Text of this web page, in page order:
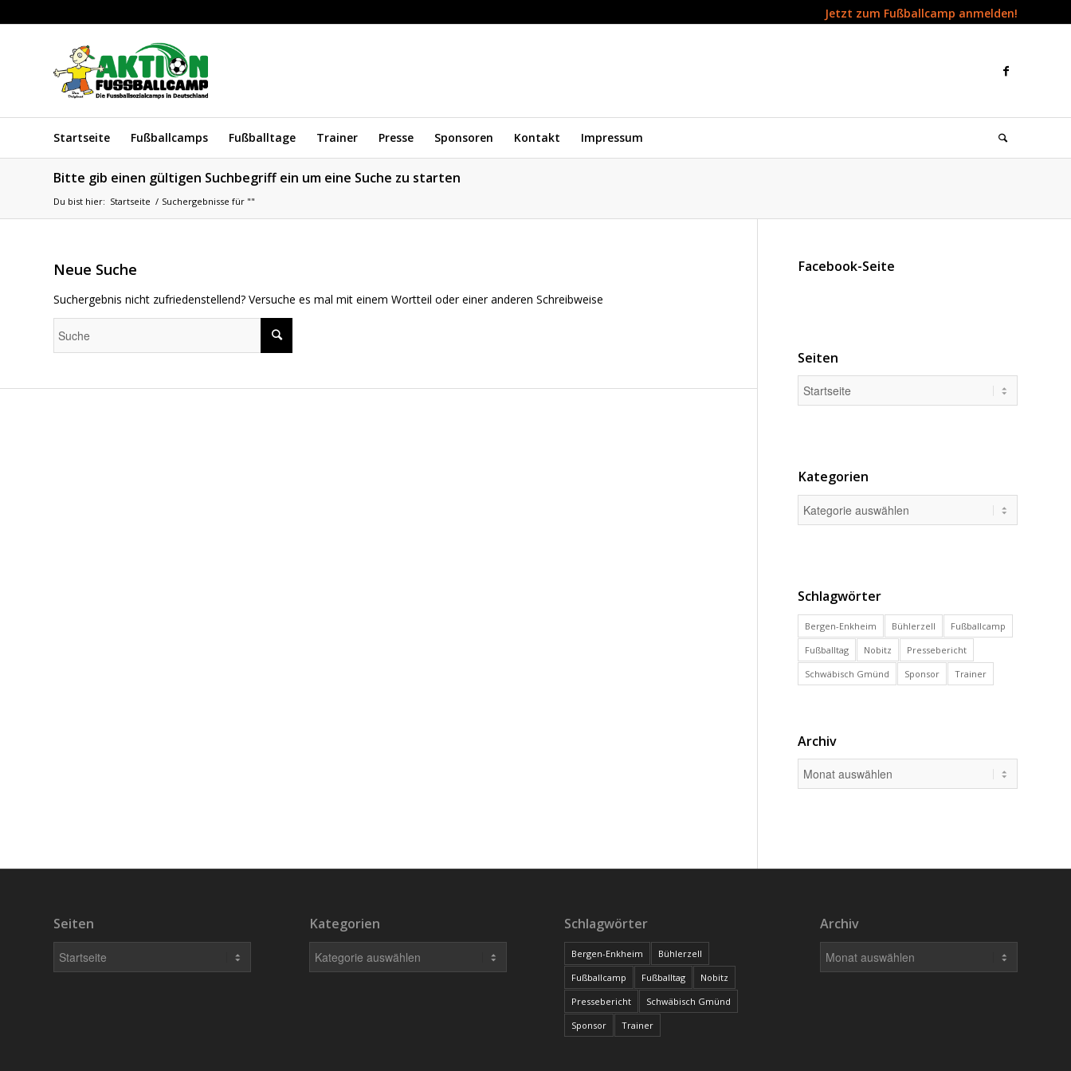
Jetzt zum Fußballcamp anmelden!
Startseite Fußballcamps Fußballtage Trainer Presse Sponsoren Kontakt Impressum
Bitte gib einen gültigen Suchbegriff ein um eine Suche zu starten
Du bist hier: Startseite / Suchergebnisse für ""
Neue Suche
Suchergebnis nicht zufriedenstellend? Versuche es mal mit einem Wortteil oder einer anderen Schreibweise
Facebook-Seite
Seiten
Kategorien
Schlagwörter
Bergen-Enkheim Bühlerzell
Fußballcamp
Fußballtag
Nobitz
Pressebericht
Schwäbisch Gmünd
Sponsor Trainer
Archiv
Seiten Kategorien Schlagwörter
Bergen-Enkheim
Bühlerzell
Fußballcamp
Fußballtag
Nobitz
Pressebericht
Schwäbisch Gmünd
Sponsor
Trainer
Archiv